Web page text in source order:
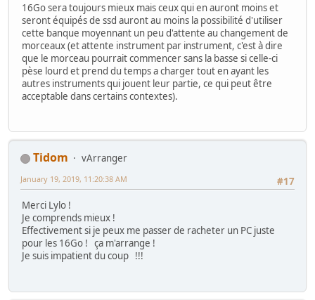
16Go sera toujours mieux mais ceux qui en auront moins et
seront équipés de ssd auront au moins la possibilité d'utiliser
cette banque moyennant un peu d'attente au changement de
morceaux (et attente instrument par instrument, c'est à dire
que le morceau pourrait commencer sans la basse si celle-ci
pèse lourd et prend du temps a charger tout en ayant les
autres instruments qui jouent leur partie, ce qui peut être
acceptable dans certains contextes).
Tidom
vArranger
#17
January 19, 2019, 11:20:38 AM
Merci Lylo !
Je comprends mieux !
Effectivement si je peux me passer de racheter un PC juste
pour les 16Go ! ça m'arrange !
Je suis impatient du coup !!!